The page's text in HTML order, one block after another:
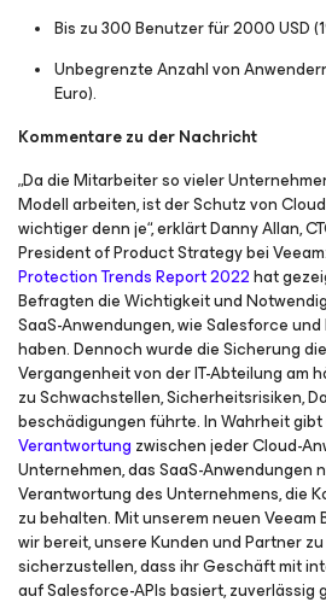
Bis zu 300 Benutzer für 2000 USD
Unbegrenzte Anzahl von
Euro).
Kommentare zu der Nachricht
„Da die Mitarbeiter so vieler
Modell arbeiten, ist der Schutz von
wichtiger denn je“, erklärt Danny Allan,
President of Product Strategy bei
Protection Trends Report 2022hat
Befragten die Wichtigkeit und
SaaS-Anwendungen, wie Salesforce
haben. Dennoch wurde die Sicherung
Vergangenheit von der IT-Abteilung am
zu Schwachstellen, Sicherheitsrisiken,
beschädigungen führte. In Wahrheit gibt
Verantwortung zwischen jeder Cloud-
Unternehmen, das SaaS-Anwendungen
Verantwortung des Unternehmens, die
zu behalten. Mit unserem neuen Veeam
wir bereit, unsere Kunden und Partner
sicherzustellen, dass ihr Geschäft mit
auf Salesforce-APIs basiert, zuverlässig